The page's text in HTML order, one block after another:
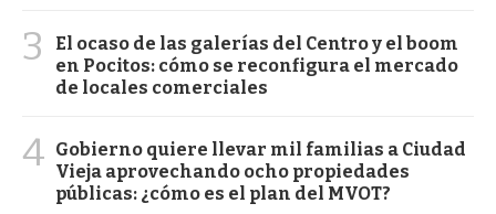
3
El ocaso de las galerías del Centro y el boom
en Pocitos: cómo se reconfigura el mercado
de locales comerciales
4 Gobierno quiere llevar mil familias a Ciudad
Vieja aprovechando ocho propiedades
públicas: ¿cómo es el plan del MVOT?